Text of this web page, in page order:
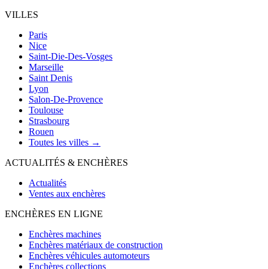
VILLES
Paris
Nice
Saint-Die-Des-Vosges
Marseille
Saint Denis
Lyon
Salon-De-Provence
Toulouse
Strasbourg
Rouen
Toutes les villes →
ACTUALITÉS & ENCHÈRES
Actualités
Ventes aux enchères
ENCHÈRES EN LIGNE
Enchères machines
Enchères matériaux de construction
Enchères véhicules automoteurs
Enchères collections